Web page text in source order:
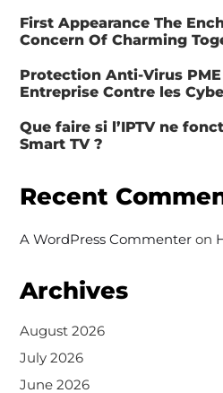
First Appearance The
Concern Of Charming
Protection Anti-Virus
Entreprise Contre les
Que faire si l’IPTV ne
Smart TV ?
Recent
A WordPress Commenteron
Archives
August 2026
July 2026
June 2026